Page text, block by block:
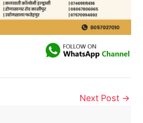
Next Post →